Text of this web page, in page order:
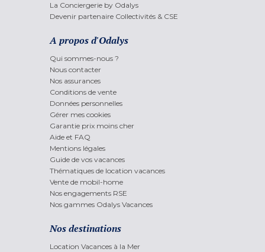
La Conciergerie by Odalys
Devenir partenaire Collectivités & CSE
A propos d'Odalys
Qui sommes-nous ?
Nous contacter
Nos assurances
Conditions de vente
Données personnelles
Gérer mes cookies
Garantie prix moins cher
Aide et FAQ
Mentions légales
Guide de vos vacances
Thématiques de location vacances
Vente de mobil-home
Nos engagements RSE
Nos gammes Odalys Vacances
Nos destinations
Location Vacances à la Mer